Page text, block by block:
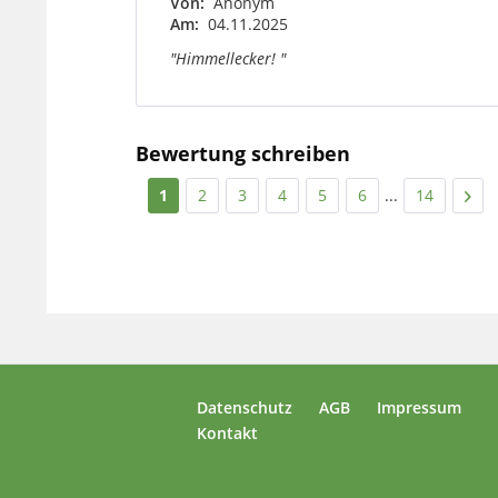
Am: 04.11.2025
"Himmellecker! "
Bewertung schreiben
1 2 3 4 5 6 ... 14
Datenschutz AGB
Impressum
Kontakt